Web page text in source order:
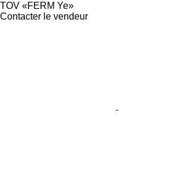
TOV «FERM Ye»
Contacter le vendeur